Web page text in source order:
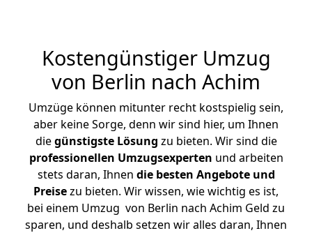
Kostengünstiger Umzug
von Berlin nach Achim
Umzüge können mitunter recht kostspielig sein,
aber keine Sorge, denn wir sind hier, um Ihnen
diegünstigste Lösung zu bieten. Wir sind die
professionellen Umzugsexperten und arbeiten
stets daran, Ihnen die besten Angebote und
Preisezu bieten. Wir wissen, wie wichtig es ist,
bei einem Umzug von Berlin nach Achim Geld zu
sparen, und deshalb setzen wir alles daran, Ihnen